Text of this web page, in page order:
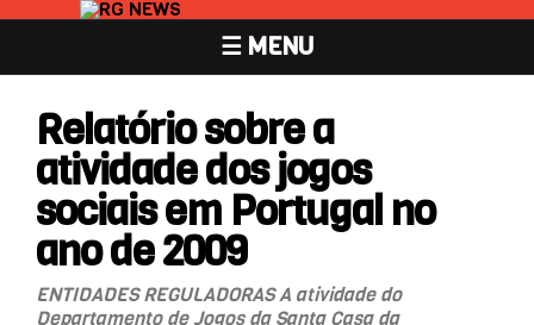
☰ MENU
Relatório sobre a
atividade dos jogos
sociais em Portugal no
ano de 2009
ENTIDADES REGULADORAS A atividade do
Departamento de Jogos da Santa Casa da